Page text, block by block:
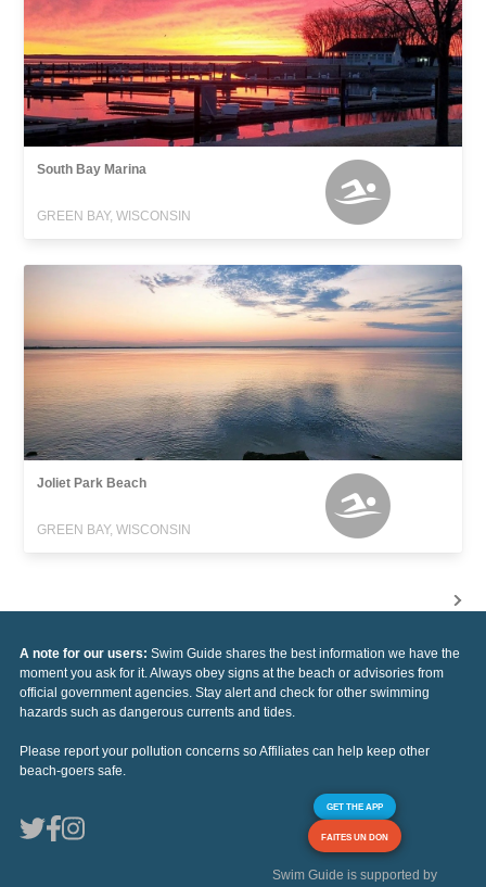
South Bay Marina
GREEN BAY, WISCONSIN
Joliet Park Beach
GREEN BAY, WISCONSIN
A note for our users: Swim Guide shares the best information we have the
moment you ask for it. Always obey signs at the beach or advisories from
official government agencies. Stay alert and check for other swimming
hazards such as dangerous currents and tides.
Please report your pollution concerns so Affiliates can help keep other
beach-goers safe.
GET THE APP
FAITES UN DON
Swim Guide is supported by